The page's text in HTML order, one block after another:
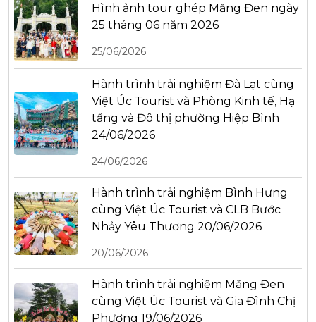
Hình ảnh tour ghép Măng Đen ngày
25 tháng 06 năm 2026
25/06/2026
Hành trình trải nghiệm Đà Lạt cùng
Việt Úc Tourist và Phòng Kinh tế, Hạ
tầng và Đô thị phường Hiệp Bình
24/06/2026
24/06/2026
Hành trình trải nghiệm Bình Hưng
cùng Việt Úc Tourist và CLB Bước
Nhảy Yêu Thương 20/06/2026
20/06/2026
Hành trình trải nghiệm Măng Đen
cùng Việt Úc Tourist và Gia Đình Chị
Phương 19/06/2026